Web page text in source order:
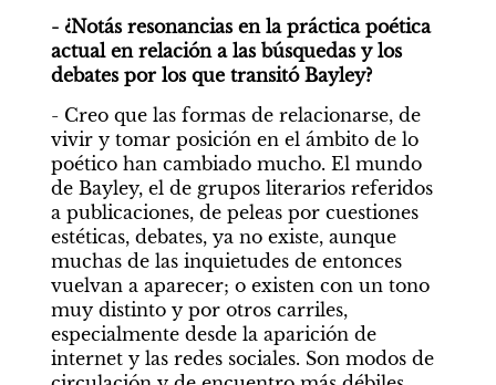
- ¿Notás resonancias en la práctica poética
actual en relación a las búsquedas y los
debates por los que transitó Bayley?
- Creo que las formas de relacionarse, de
vivir y tomar posición en el ámbito de lo
poético han cambiado mucho. El mundo
de Bayley, el de grupos literarios referidos
a publicaciones, de peleas por cuestiones
estéticas, debates, ya no existe, aunque
muchas de las inquietudes de entonces
vuelvan a aparecer; o existen con un tono
muy distinto y por otros carriles,
especialmente desde la aparición de
internet y las redes sociales. Son modos de